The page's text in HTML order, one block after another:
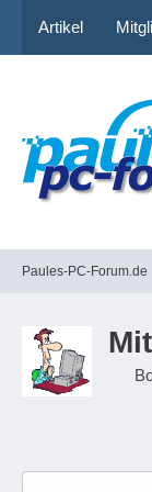
Artikel
Paules-PC-Forum.de